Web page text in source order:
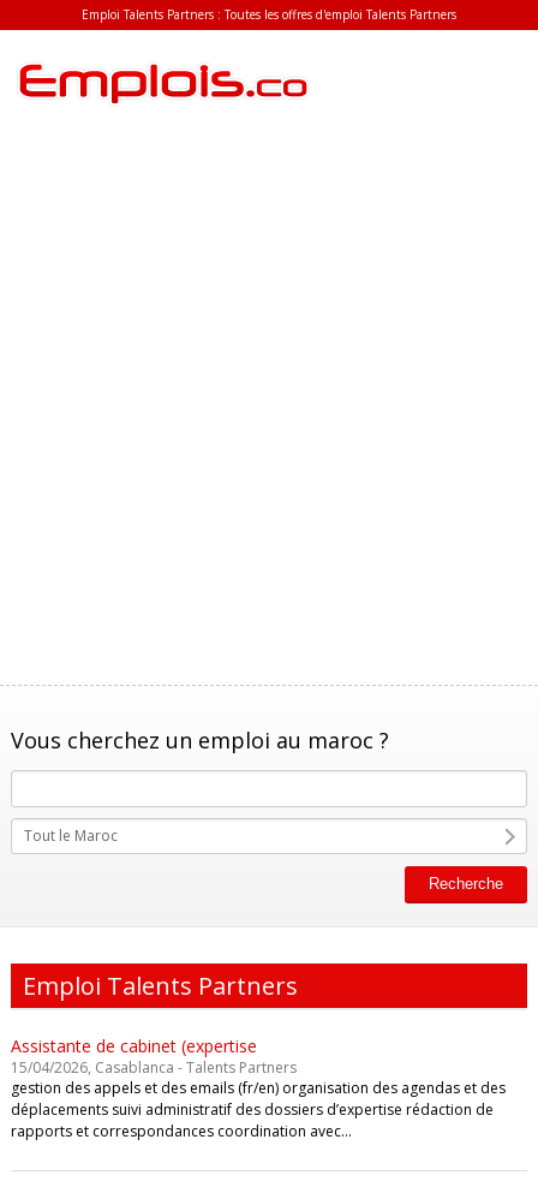
Emploi Talents Partners : Toutes les offres d'emploi Talents Partners
Vous cherchez un emploi au maroc ?
Tout le Maroc
Emploi Talents Partners
Assistante de cabinet (expertise
15/04/2026, Casablanca - Talents Partners
gestion des appels et des emails (fr/en) organisation des agendas et des
déplacements suivi administratif des dossiers d’expertise rédaction de
rapports et correspondances coordination avec…